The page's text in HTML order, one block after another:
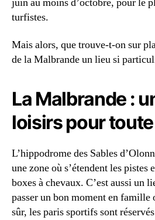
turfistes.
Mais alors, que trouve-t-on sur
de la Malbrande un lieu si
La Malbrande :
loisirs pour
L’hippodrome des Sables
une zone où s’étendent les pistes
boxes à chevaux. C’est aussi un
passer un bon moment en famille
sûr, les paris sportifs sont